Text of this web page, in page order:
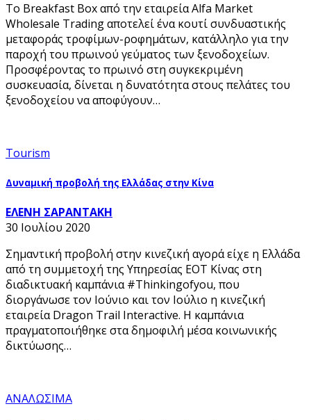
Το Breakfast Box από την εταιρεία Alfa Market
Wholesale Trading αποτελεί ένα κουτί συνδυαστικής
μεταφοράς τροφίμων-ροφημάτων, κατάλληλο για την
παροχή του πρωινού γεύματος των ξενοδοχείων.
Προσφέροντας το πρωινό στη συγκεκριμένη
συσκευασία, δίνεται η δυνατότητα στους πελάτες του
ξενοδοχείου να αποφύγουν…
Tourism
Δυναμική προβολή της Ελλάδας στην Κίνα
ΕΛΕΝΗ ΣΑΡΑΝΤΑΚΗ
30 Ιουλίου 2020
Σημαντική προβολή στην κινεζική αγορά είχε η Ελλάδα
από τη συμμετοχή της Υπηρεσίας ΕΟΤ Κίνας στη
διαδικτυακή καμπάνια #Thinkingofyou, που
διοργάνωσε τον Ιούνιο και τον Ιούλιο η κινεζική
εταιρεία Dragon Trail Interactive. Η καμπάνια
πραγματοποιήθηκε στα δημοφιλή μέσα κοινωνικής
δικτύωσης…
ΑΝΑΛΩΣΙΜΑ